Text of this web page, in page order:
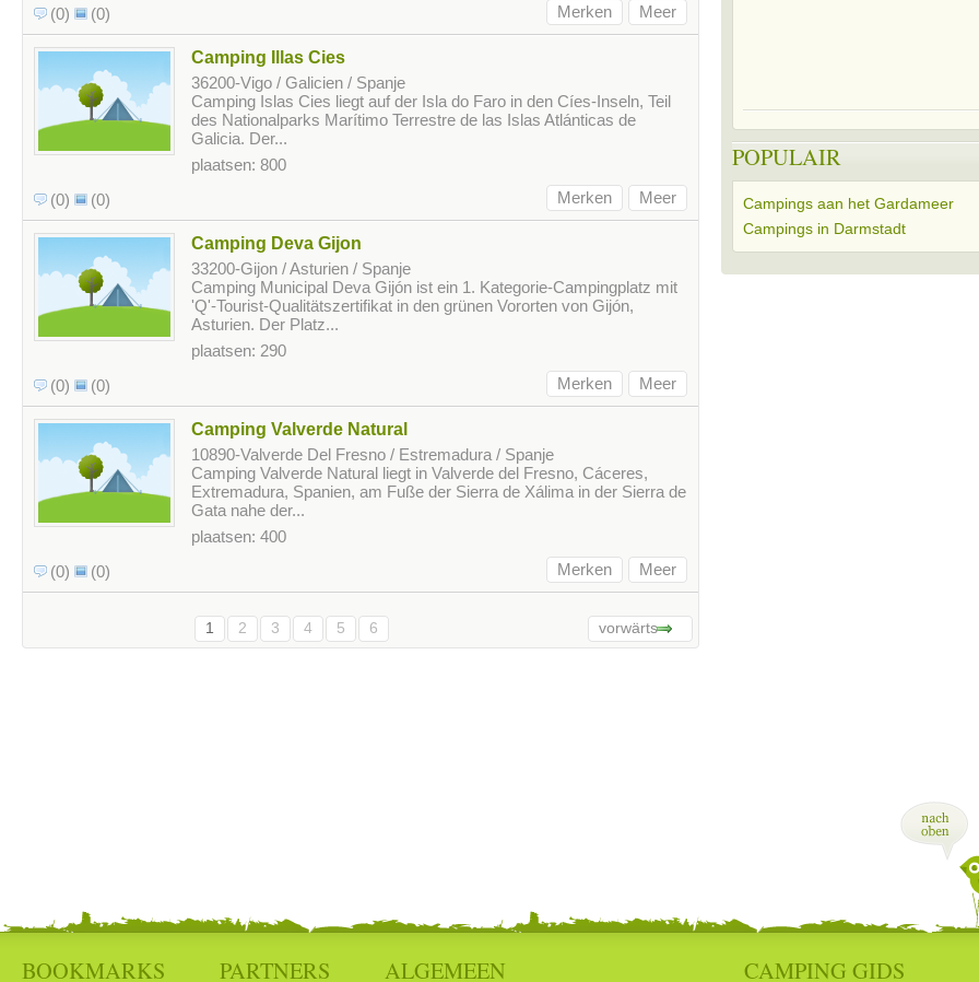
Meer
Merken
(0) (0)
Camping Illas Cies
36200-Vigo / Galicien / Spanje
Camping Islas Cies liegt auf der Isla do Faro in den Cíes-Inseln, Teil
des Nationalparks Marítimo Terrestre de las Islas Atlánticas de
Galicia. Der...
plaatsen: 800
Meer
Merken
(0) (0)
Camping Deva Gijon
33200-Gijon / Asturien / Spanje
Camping Municipal Deva Gijón ist ein 1. Kategorie-Campingplatz mit
'Q'-Tourist-Qualitätszertifikat in den grünen Vororten von Gijón,
Asturien. Der Platz...
plaatsen: 290
Meer
Merken
(0) (0)
Camping Valverde Natural
10890-Valverde Del Fresno / Estremadura / Spanje
Camping Valverde Natural liegt in Valverde del Fresno, Cáceres,
Extremadura, Spanien, am Fuße der Sierra de Xálima in der Sierra de
Gata nahe der...
plaatsen: 400
Meer
Merken
(0) (0)
vorwärts
1 2 3 4 5 6
POPULAIR
Campings aan het Gardameer
Campings in Darmstadt
BOOKMARKS PARTNERS ALGEMEEN CAMPING GIDS